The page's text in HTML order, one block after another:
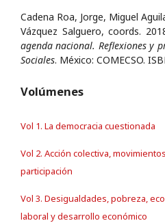
Cadena Roa, Jorge, Miguel
Vázquez Salguero, coords.
agenda nacional. Reflexiones y
Sociales. México: COMECSO.
Volúmenes
Vol 1. La democracia cuestionada
Vol 2. Acción colectiva,
participación
Vol 3. Desigualdades, pobreza,
laboral y desarrollo económico